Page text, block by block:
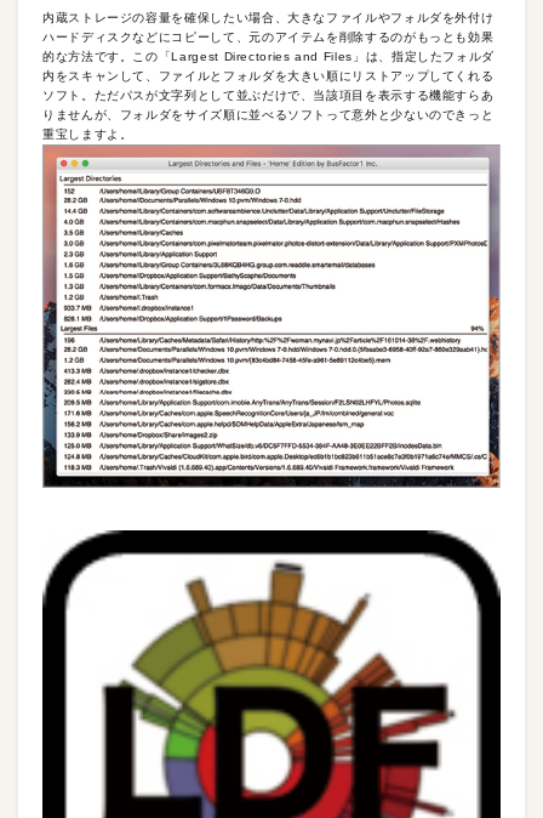
内蔵ストレージの容量を確保したい場合、大きなファイルやフォルダを外付け
ハードディスクなどにコピーして、元のアイテムを削除するのがもっとも効果
的な方法です。この「Largest Directories and Files」は、指定したフォルダ
内をスキャンして、ファイルとフォルダを大きい順にリストアップしてくれる
ソフト。ただパスが文字列として並ぶだけで、当該項目を表示する機能すらあ
りませんが、フォルダをサイズ順に並べるソフトって意外と少ないのできっと
重宝しますよ。